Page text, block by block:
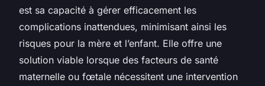
est sa capacité à gérer efficacement les
complications inattendues, minimisant ainsi les
risques pour la mère et l’enfant. Elle offre une
solution viable lorsque des facteurs de santé
maternelle ou fœtale nécessitent une intervention